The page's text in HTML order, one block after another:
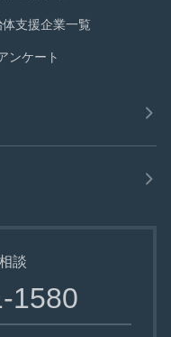
体支援企業一覧
ンケート
談
1580